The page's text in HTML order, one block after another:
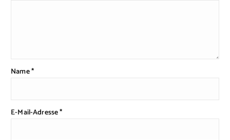
Name*
E-Mail-Adresse*